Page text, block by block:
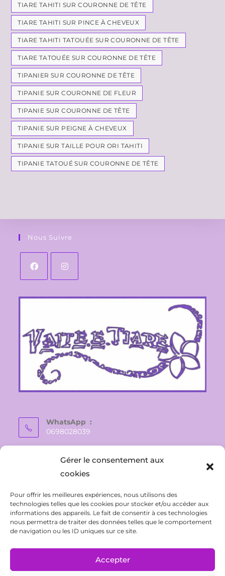
Gérer le consentement aux
cookies
Pour offrir les meilleures expériences, nous utilisons des
technologies telles que les cookies pour stocker et/ou accéder aux
informations des appareils. Le fait de consentir à ces technologies
nous permettra de traiter des données telles que le comportement
de navigation ou les ID uniques sur ce site.
Accepter
TIARE TAHITI SUR COURONNE DE TÊTE
TIARE TAHITI SUR PINCE À CHEVEUX
TIARE TAHITI TATOUÉE SUR COURONNE DE TÊTE
TIARE TATOUÉE SUR COURONNE DE TÊTE
TIPANIER SUR COURONNE DE TÊTE
TIPANIE SUR COURONNE DE FLEUR
TIPANIE SUR COURONNE DE TÊTE
TIPANIE SUR PEIGNE À CHEVEUX
TIPANIE SUR TAILLE POUR ORI TAHITI
TIPANIE TATOUÉ SUR COURONNE DE TÊTE
Nous Suivre
WhatsApp :
0698028039
vaite.e.tiare@gmail.com